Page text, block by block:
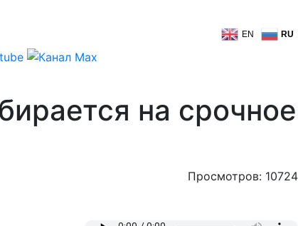
EN RU
на срочное
Просмотров: 10724